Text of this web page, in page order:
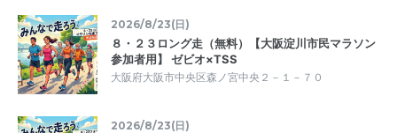
2026/8/23(日)
８・２３ロング走（無料）【大阪淀川市民マラソン
参加者用】 ゼビオ×TSS
大阪府大阪市中央区森ノ宮中央２－１－７０
2026/8/23(日)